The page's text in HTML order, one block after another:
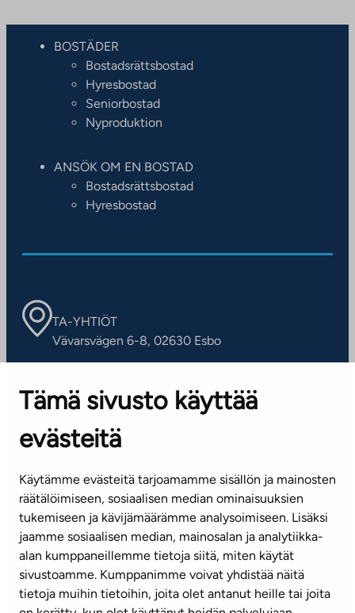
Tämä sivusto käyttää
evästeitä
Käytämme evästeitä tarjoamamme sisällön ja mainosten
räätälöimiseen, sosiaalisen median ominaisuuksien
tukemiseen ja kävijämäärämme analysoimiseen. Lisäksi
jaamme sosiaalisen median, mainosalan ja analytiikka-
alan kumppaneillemme tietoja siitä, miten käytät
sivustoamme. Kumppanimme voivat yhdistää näitä
tietoja muihin tietoihin, joita olet antanut heille tai joita
BOSTÄDER
Bostadsrättsbostad
Hyresbostad
Seniorbostad
Nyproduktion
ANSÖK OM EN BOSTAD
Bostadsrättsbostad
Hyresbostad
TA-YHTIÖT
Vävarsvägen 6-8, 02630 Esbo
Kontaktinformation
KUNDSERVICE
(vardagar kl. 8–16)
info@ta.fi
Nyhetsbrev (på finska)